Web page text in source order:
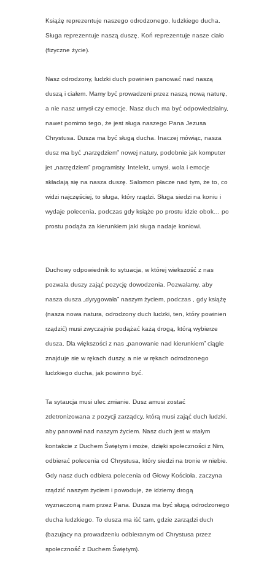
Książę reprezentuje naszego odrodzonego, ludzkiego ducha.
Sługa reprezentuje naszą duszę. Koń reprezentuje nasze ciało
(fizyczne życie).
Nasz odrodzony, ludzki duch powinien panować nad naszą
duszą i ciałem. Mamy być prowadzeni przez naszą nową naturę,
a nie nasz umysł czy emocje. Nasz duch ma być odpowiedzialny,
nawet pomimo tego, że jest sługa naszego Pana Jezusa
Chrystusa. Dusza ma być sługą ducha. Inaczej mówiąc, nasza
dusz ma być „narzędziem” nowej natury, podobnie jak komputer
jet „narzędziem” programisty. Intelekt, umysł, wola i emocje
składają się na nasza duszę. Salomon płacze nad tym, że to, co
widzi najczęściej, to sługa, który rządzi. Sługa siedzi na koniu i
wydaje polecenia, podczas gdy książe po prostu idzie obok… po
prostu podąża za kierunkiem jaki sługa nadaje koniowi.
Duchowy odpowiednik to sytuacja, w której wiekszość z nas
pozwala duszy zająć pozycję dowodzenia. Pozwalamy, aby
nasza dusza „dyrygowała” naszym życiem, podczas , gdy książę
(nasza nowa natura, odrodzony duch ludzki, ten, który powinien
rządzić) musi zwyczajnie podążać każą drogą, którą wybierze
dusza. Dla większości z nas „panowanie nad kierunkiem” ciągle
znajduje sie w rękach duszy, a nie w rękach odrodzonego
ludzkiego ducha, jak powinno być.
Ta sytaucja musi ulec zmianie. Dusz amusi zostać
zdetronizowana z pozycji zarządcy, którą musi zająć duch ludzki,
aby panował nad naszym życiem. Nasz duch jest w stałym
kontakcie z Duchem Świętym i może, dzięki społeczności z Nim,
odbierać polecenia od Chrystusa, który siedzi na tronie w niebie.
Gdy nasz duch odbiera polecenia od Głowy Kościoła, zaczyna
rządzić naszym życiem i powoduje, że idziemy drogą
wyznaczoną nam przez Pana. Dusza ma być sługą odrodzonego
ducha ludzkiego. To dusza ma iść tam, gdzie zarządzi duch
(bazujacy na prowadzeniu odbieranym od Chrystusa przez
społeczność z Duchem Świętym).